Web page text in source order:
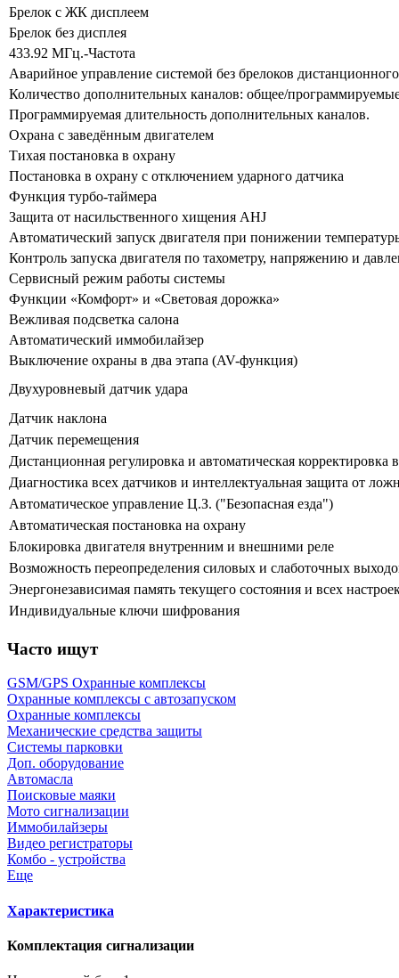
Брелок с ЖК дисплеем
Брелок без дисплея
433.92 МГц.-Частота
Аварийное управление системой без брелоков
Количество дополнительных каналов: общее/
Программируемая длительность дополнительных каналов.
Охрана с заведённым двигателем
Тихая постановка в охрану
Постановка в охрану с отключением ударного датчика
Функция турбо-таймера
Защита от насильственного хищения AHJ
Автоматический запуск двигателя при понижении
Контроль запуска двигателя по тахометру, напряжению и
Сервисный режим работы системы
Функции «Комфорт» и «Световая дорожка»
Вежливая подсветка салона
Автоматический иммобилайзер
Выключение охраны в два этапа (AV-функция)
Двухуровневый датчик удара
Датчик наклона
Датчик перемещения
Дистанционная регулировка и автоматическая корректировка
Диагностика всех датчиков и интеллектуальная защита от
Автоматическое управление Ц.З. ("Безопасная езда")
Автоматическая постановка на охрану
Блокировка двигателя внутренним и внешними реле
Возможность переопределения силовых и слаботочных
Энергонезависимая память текущего состояния и всех
Индивидуальные ключи шифрования
Часто ищут
GSM/GPS Охранные комплексы
Охранные комплексы с автозапуском
Охранные комплексы
Механические средства защиты
Системы парковки
Доп. оборудование
Автомасла
Поисковые маяки
Мото сигнализации
Иммобилайзеры
Видео регистраторы
Комбо - устройства
Еще
Характеристика
Комплектация сигнализации